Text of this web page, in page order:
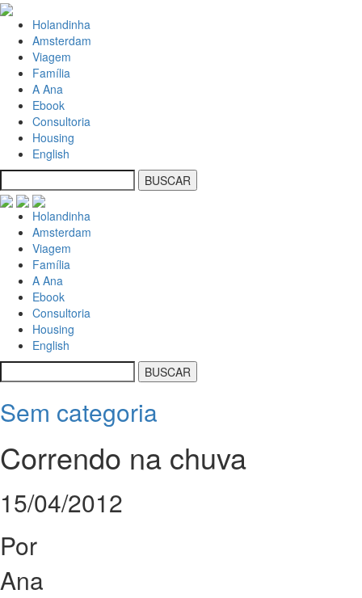
Holandinha
Amsterdam
Viagem
Família
A Ana
Ebook
Consultoria
Housing
English
Holandinha
Amsterdam
Viagem
Família
A Ana
Ebook
Consultoria
Housing
English
Sem categoria
Correndo na chuva
15/04/2012
Por
Ana